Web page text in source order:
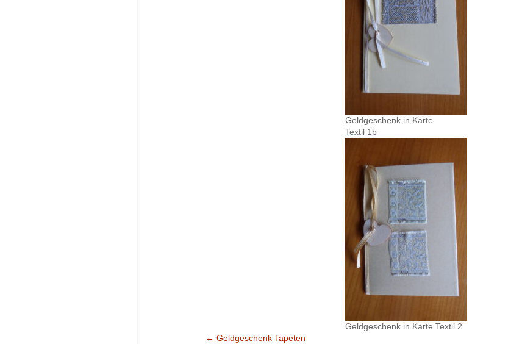
Geldgeschenk in Karte
Textil 1b
Geldgeschenk in Karte Textil 2
← Geldgeschenk Tapeten